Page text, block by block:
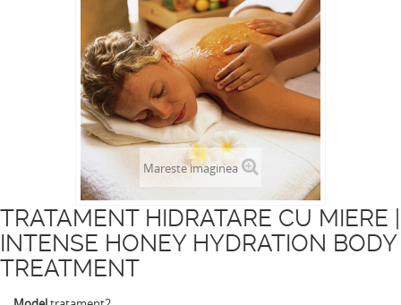
Mareste imaginea
TRATAMENT HIDRATARE CU MIERE |
INTENSE HONEY HYDRATION BODY
TREATMENT